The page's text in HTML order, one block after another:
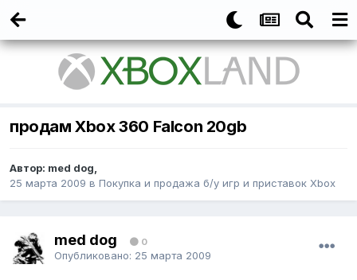
продам Xbox 360 Falcon 20gb
Автор: med dog,
25 марта 2009 в Покупка и продажа б/у игр и приставок Xbox
med dog 0
Опубликовано: 25 марта 2009